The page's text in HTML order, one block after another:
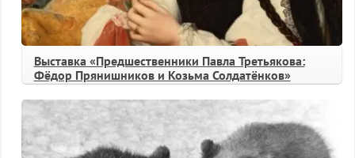
Выставка «Предшественники Павла Третьякова:
Фёдор Прянишников и Козьма Солдатёнков»